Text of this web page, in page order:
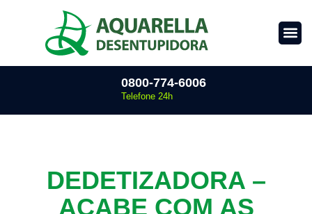
0800-774-6006
Telefone 24h
DEDETIZADORA –
ACABE COM AS